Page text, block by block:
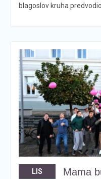
blagoslov kruha
LIS
Mama